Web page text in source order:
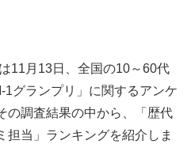
11月13日、全国の10～60代
グランプリ」に関するアンケ
の調査結果の中から、「歴代
担当」ランキングを紹介しま